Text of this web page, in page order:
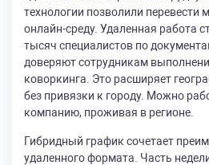
технологии позволили перевести
онлайн-среду. Удаленная работа
тысяч специалистов по
доверяют сотрудникам
коворкинга. Это расширяет
без привязки к городу. Можно
компанию, проживая в регионе.
Гибридный график сочетает
удаленного формата. Часть